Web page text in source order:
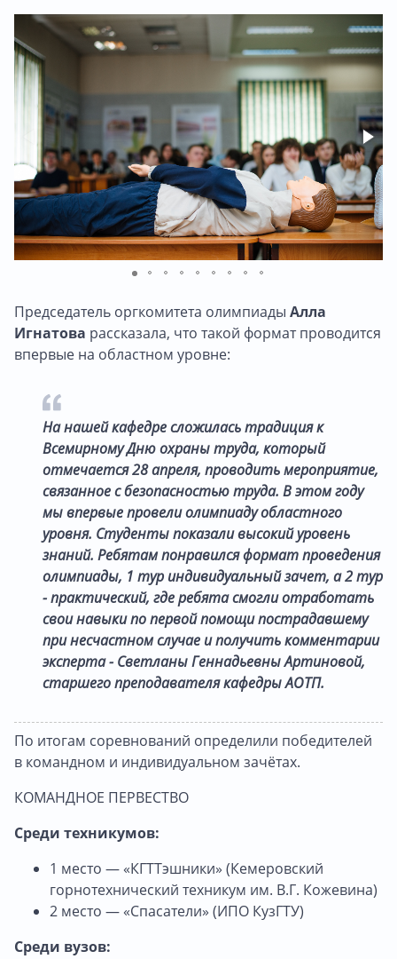
Председатель оргкомитета олимпиады Алла
Игнатова рассказала, что такой формат проводится
впервые на областном уровне:
На нашей кафедре сложилась традиция к
Всемирному Дню охраны труда, который
отмечается 28 апреля, проводить мероприятие,
связанное с безопасностью труда. В этом году
мы впервые провели олимпиаду областного
уровня. Студенты показали высокий уровень
знаний. Ребятам понравился формат проведения
олимпиады, 1 тур индивидуальный зачет, а 2 тур
- практический, где ребята смогли отработать
свои навыки по первой помощи пострадавшему
при несчастном случае и получить комментарии
эксперта - Светланы Геннадьевны Артиновой,
старшего преподавателя кафедры АОТП.
По итогам соревнований определили победителей
в командном и индивидуальном зачётах.
КОМАНДНОЕ ПЕРВЕСТВО
Среди техникумов:
1 место — «КГТТэшники» (Кемеровский
горнотехнический техникум им. В.Г. Кожевина)
2 место — «Спасатели» (ИПО КузГТУ)
Среди вузов: